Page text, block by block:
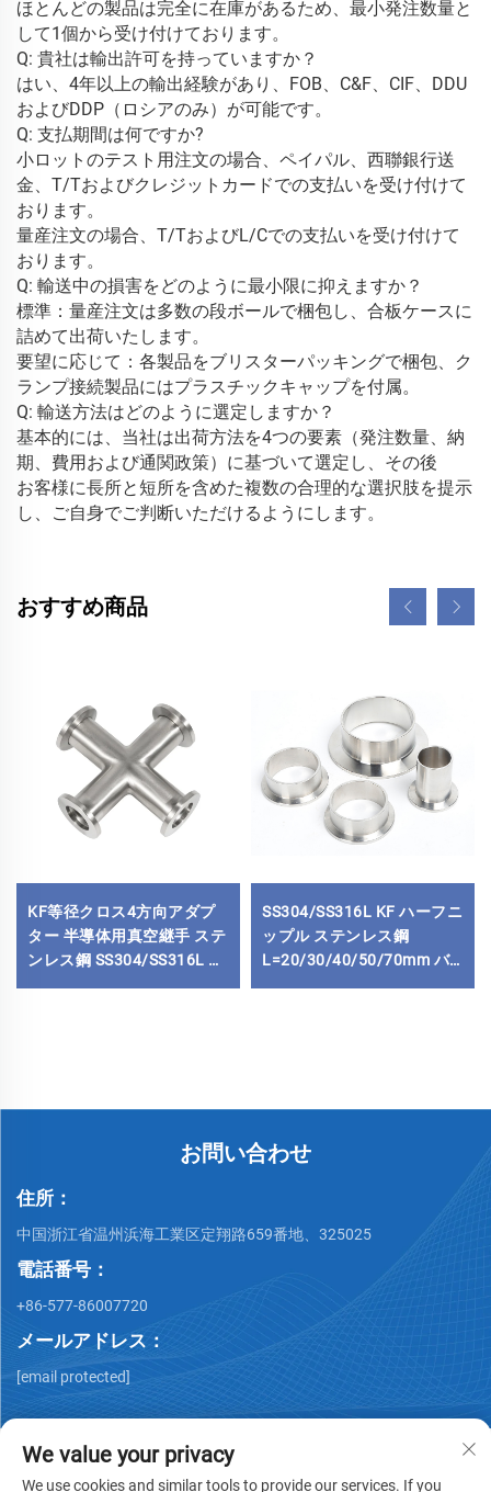
ほとんどの製品は完全に在庫があるため、最小発注数量と
して1個から受け付けております。
Q: 貴社は輸出許可を持っていますか？
はい、4年以上の輸出経験があり、FOB、C&F、CIF、DDU
およびDDP（ロシアのみ）が可能です。
Q: 支払期間は何ですか?
小ロットのテスト用注文の場合、ペイパル、西聯銀行送
金、T/Tおよびクレジットカードでの支払いを受け付けて
おります。
量産注文の場合、T/TおよびL/Cでの支払いを受け付けて
おります。
Q: 輸送中の損害をどのように最小限に抑えますか？
標準：量産注文は多数の段ボールで梱包し、合板ケースに
詰めて出荷いたします。
要望に応じて：各製品をブリスターパッキングで梱包、ク
ランプ接続製品にはプラスチックキャップを付属。
Q: 輸送方法はどのように選定しますか？
基本的には、当社は出荷方法を4つの要素（発注数量、納
期、費用および通関政策）に基づいて選定し、その後
お客様に長所と短所を含めた複数の合理的な選択肢を提示
し、ご自身でご判断いただけるようにします。
おすすめ商品
KF等径クロス4方向アダプ
ター 半導体用真空継手 ステ
ンレス鋼 SS304/SS316L フ
SS304/SS316L KF ハーフニ
ップル ステンレス鋼
L=20/30/40/50/70mm バ
お問い合わせ
住所：
中国浙江省温州浜海工業区定翔路659番地、325025
電話番号：
+86-577-86007720
メールアドレス：
[email protected]
We value your privacy
We use cookies and similar tools to provide our services. If you